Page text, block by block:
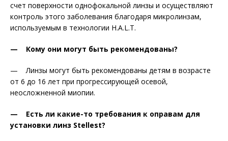
счет поверхности однофокальной линзы и осуществляют
конт­роль этого заболевания благодаря микролинзам,
используемым в технологии H.A.L.T.
— Кому они могут быть рекомендованы?
— Линзы могут быть рекомендованы детям в возрасте
от 6 до 16 лет при прогрессирующей осевой,
неосложненной миопии.
— Есть ли какие-то требования к оправам для
установки линз Stellest?